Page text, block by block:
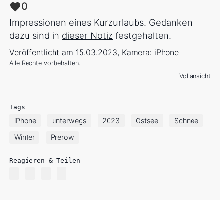
0
Impressionen eines Kurzurlaubs. Gedanken
dazu sind in dieser Notiz festgehalten.
Veröffentlicht am 15.03.2023, Kamera: iPhone
Alle Rechte vorbehalten.
Vollansicht
Tags
iPhone unterwegs 2023 Ostsee Schnee
Winter Prerow
Reagieren & Teilen